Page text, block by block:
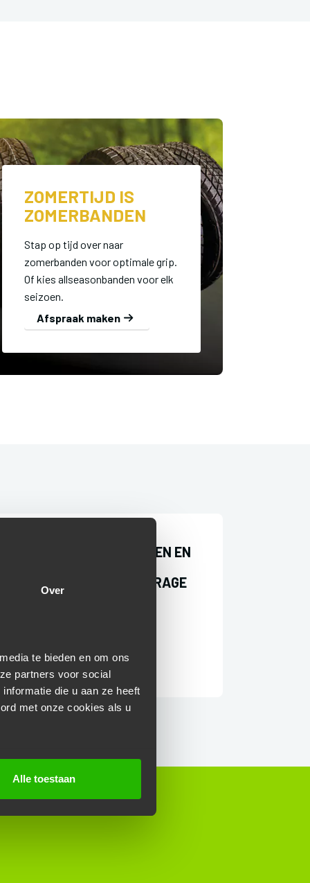
Over
te bieden en om ons
partners voor social
die u aan ze heeft
met onze cookies als u
Alle toestaan
ZOMERTIJD IS
ZOMERBANDEN
Stap op tijd over naar
zomerbanden voor optimale grip.
Of kies allseasonbanden voor elk
seizoen.
Afspraak maken
KIES JE WERKZAAMHEDEN EN
PRIJSINDICATIE VAN GARAGE
RAPID.